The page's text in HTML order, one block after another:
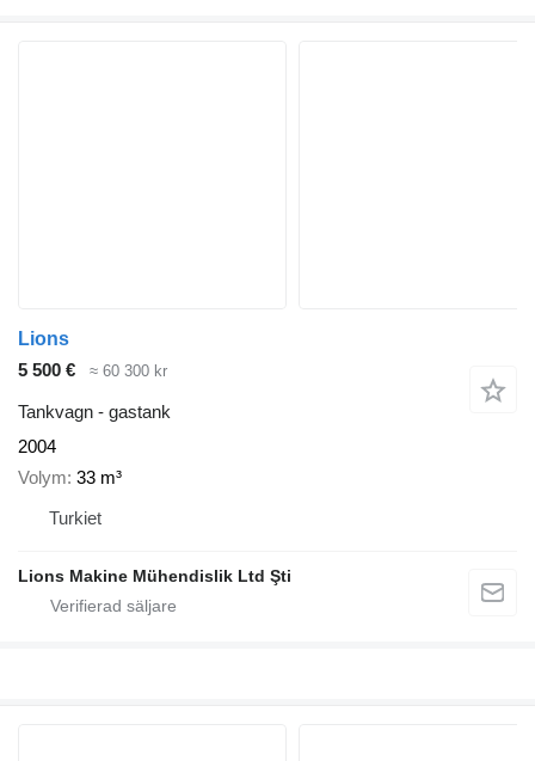
Lions
5 500 €
≈ 60 300 kr
Tankvagn - gastank
2004
Volym 33 m³
Turkiet
Lions Makine Mühendislik Ltd Şti